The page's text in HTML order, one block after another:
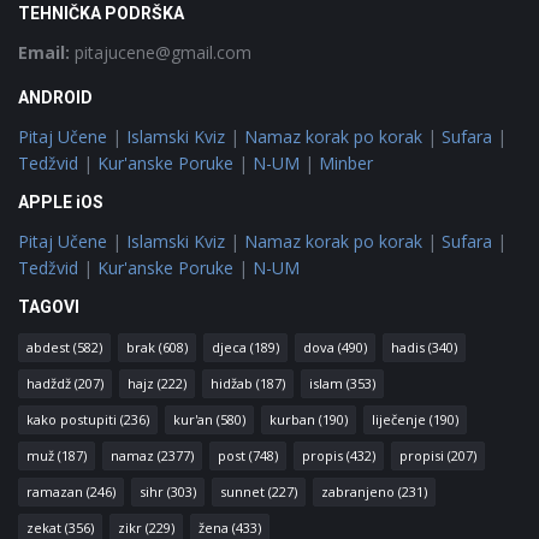
TEHNIČKA PODRŠKA
Email: pitajucene@gmail.com
ANDROID
Pitaj Učene | Islamski Kviz | Namaz korak po korak | Sufara |
Tedžvid | Kur'anske Poruke | N-UM | Minber
APPLE iOS
Pitaj Učene | Islamski Kviz | Namaz korak po korak | Sufara |
Tedžvid | Kur'anske Poruke | N-UM
TAGOVI
abdest (582) brak (608) djeca (189) dova (490) hadis (340)
hadždž (207) hajz (222) hidžab (187) islam (353)
kako postupiti (236) kur'an (580) kurban (190) liječenje (190)
muž (187) namaz (2377) post (748) propis (432) propisi (207)
ramazan (246) sihr (303) sunnet (227) zabranjeno (231)
zekat (356) zikr (229) žena (433)